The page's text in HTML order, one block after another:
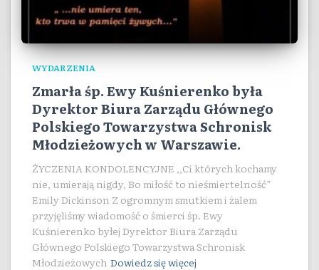
WYDARZENIA
Zmarła śp. Ewy Kuśnierenko była
Dyrektor Biura Zarządu Głównego
Polskiego Towarzystwa Schronisk
Młodzieżowych w Warszawie.
ŻYCZENIA KONDOLENCYJNE ,,Ci których kochamy
nie, umierają nigdy, Bo miłość to nieśmiertelność”
Emily Dickinson Z ogromnym smutkiem i żalem
przyjęliśmy wiadomość o śmierci śp. Ewy
Kuśnierenko byłej Dyrektor Biura Zarządu
Głównego Polskiego Towarzystwa Schronisk
Młodzieżowych Dowiedz się więcej